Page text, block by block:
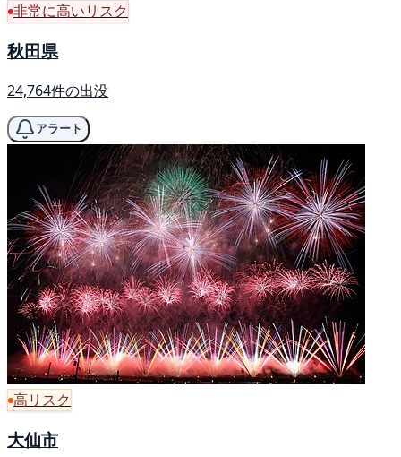
非常に高いリスク
秋田県
24,764件の出没
アラート
高リスク
大仙市